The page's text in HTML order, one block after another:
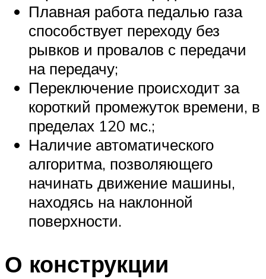
Плавная работа педалью газа
способствует переходу без
рывков и провалов с передачи
на передачу;
Переключение происходит за
короткий промежуток времени, в
пределах 120 мс.;
Наличие автоматического
алгоритма, позволяющего
начинать движение машины,
находясь на наклонной
поверхности.
О конструкции